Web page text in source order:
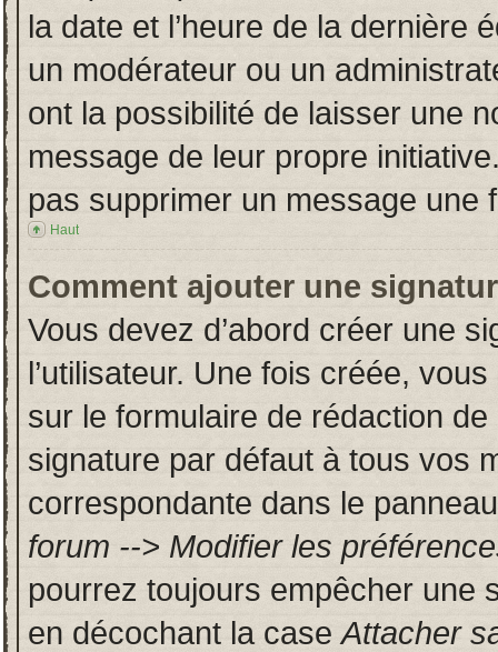
la date et l’heure de la dernière
un modérateur ou un
ont la possibilité de laisser une
message de leur propre
pas supprimer un message une
Haut
Comment ajouter une
Vous devez d’abord créer une
l’utilisateur. Une fois créée,
sur le formulaire de rédaction
signature par défaut à tous vos
correspondante dans le
forum --> Modifier les
pourrez toujours empêcher une
en décochant la caseAttacher